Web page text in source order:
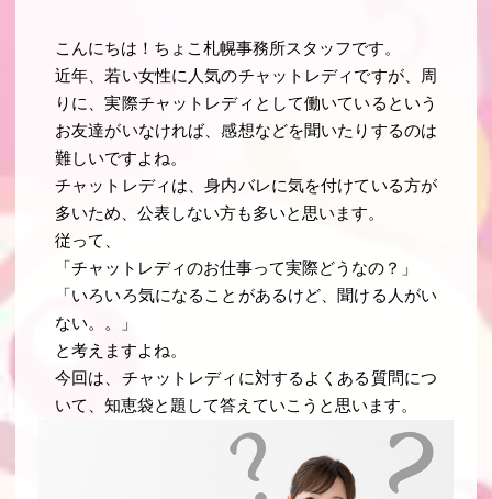
こんにちは！ちょこ札幌事務所スタッフです。
近年、若い女性に人気のチャットレディですが、周
りに、実際チャットレディとして働いているという
お友達がいなければ、感想などを聞いたりするのは
難しいですよね。
チャットレディは、身内バレに気を付けている方が
多いため、公表しない方も多いと思います。
従って、
「チャットレディのお仕事って実際どうなの？」
「いろいろ気になることがあるけど、聞ける人がい
ない。。」
と考えますよね。
今回は、チャットレディに対するよくある質問につ
いて、知恵袋と題して答えていこうと思います。